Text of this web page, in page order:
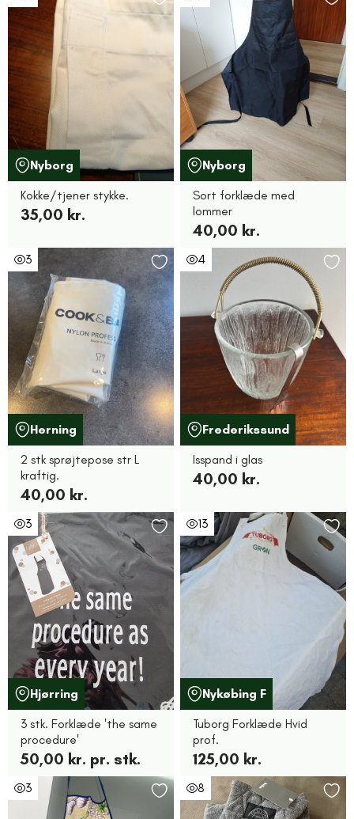
Nyborg
Kokke/tjener stykke.
35,00 kr.
Nyborg
Sort forklæde med
lommer
40,00 kr.
3
Herning
2 stk sprøjtepose str L
kraftig.
40,00 kr.
4
Frederikssund
Isspand i glas
40,00 kr.
3
Hjørring
3 stk. Forklæde 'the same
procedure'
50,00 kr. pr. stk.
13
Nykøbing F
Tuborg Forklæde Hvid
prof.
125,00 kr.
3 8